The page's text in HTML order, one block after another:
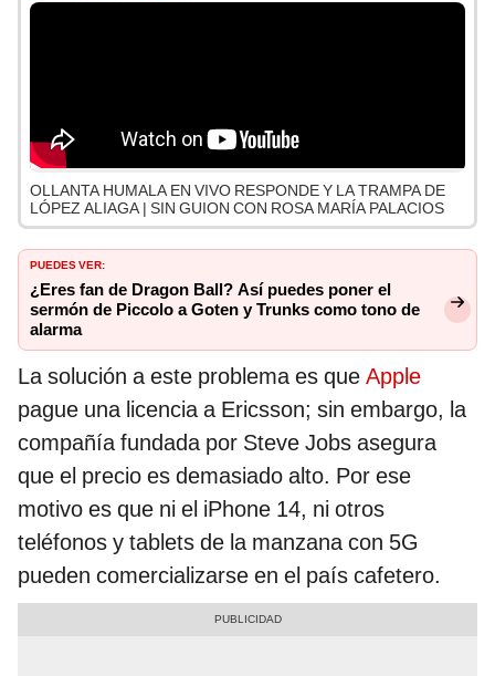
OLLANTA HUMALA EN VIVO RESPONDE Y LA TRAMPA DE
LÓPEZ ALIAGA | SIN GUION CON ROSA MARÍA PALACIOS
PUEDES VER:
¿Eres fan de Dragon Ball? Así puedes poner el
sermón de Piccolo a Goten y Trunks como tono de
alarma
La solución a este problema es que Apple
pague una licencia a Ericsson; sin embargo, la
compañía fundada por Steve Jobs asegura
que el precio es demasiado alto. Por ese
motivo es que ni el iPhone 14, ni otros
teléfonos y tablets de la manzana con 5G
pueden comercializarse en el país cafetero.